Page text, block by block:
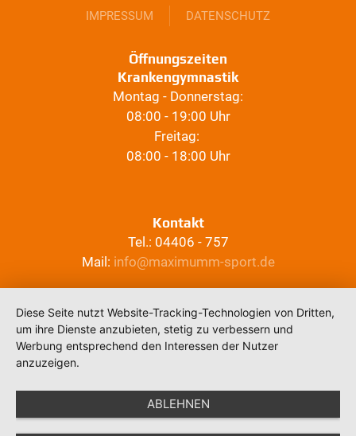
IMPRESSUM DATENSCHUTZ
Öffnungszeiten
Krankengymnastik
Montag - Donnerstag:
08:00 - 19:00 Uhr
Freitag:
08:00 - 18:00 Uhr
Kontakt
Tel.: 04406 - 757
Mail: info@maximumm-sport.de
Diese Seite nutzt Website-Tracking-Technologien von Dritten,
um ihre Dienste anzubieten, stetig zu verbessern und
Werbung entsprechend den Interessen der Nutzer
anzuzeigen.
ABLEHNEN